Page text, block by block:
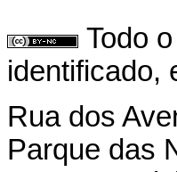
Todo
identificado,
Rua dos
Parque das